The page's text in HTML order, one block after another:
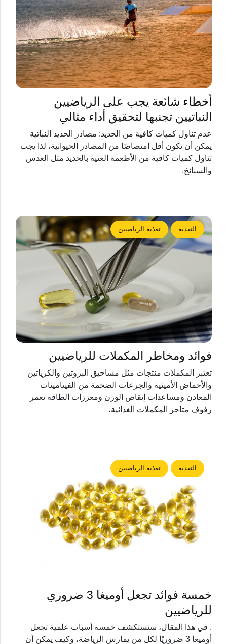
أخطاء شائعة يجب على الرياضيين
النباتيين تجنبها لتحقيق أداء مثالي
عدم تناول كميات كافية من الحديد: مصادر الحديد النباتية
يمكن أن تكون أقل امتصاصًا من المصادر الحيوانية، لذا يجب
تناول كميات كافية من الأطعمة الغنية بالحديد مثل العدس
والسبانخ.
التغذية تغذية الرياضيين
فوائد ومخاطر المكملات للرياضيين
تعتبر المكملات منتجات مثل مساحيق البروتين والكرياتين
والأحماض الأمينية والجرعات الضخمة من الفيتامينات
المعادن ومساعدات إنقاص الوزن ومعززات الطاقة تغمر
رفوف متاجر المكملات الغذائية،
التغذية تغذية الرياضيين
خمسة فوائد تجعل أوميغا 3 ضروري
للرياضيين
. في هذا المقال، سنستكشف خمسة أسباب علمية تجعل
أوميغا 3 ضروريًا لكل من يمارس الرياضة، وكيف يمكن أن